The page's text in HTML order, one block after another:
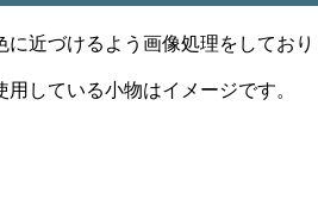
近づけるよう画像処理をしてお
している小物はイメージです。